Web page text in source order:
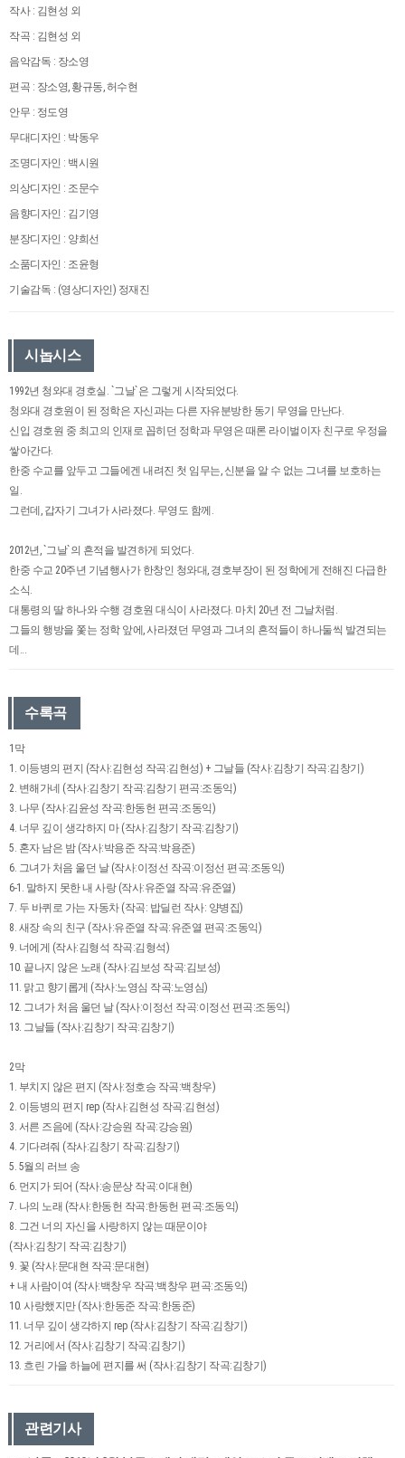
작사 : 김현성 외
작곡 : 김현성 외
음악감독 : 장소영
편곡 : 장소영, 황규동, 허수현
안무 : 정도영
무대디자인 : 박동우
조명디자인 : 백시원
의상디자인 : 조문수
음향디자인 : 김기영
분장디자인 : 양희선
소품디자인 : 조윤형
기술감독 : (영상디자인) 정재진
시놉시스
1992년 청와대 경호실. `그날`은 그렇게 시작되었다.
청와대 경호원이 된 정학은 자신과는 다른 자유분방한 동기 무영을 만난다.
신입 경호원 중 최고의 인재로 꼽히던 정학과 무영은 때론 라이벌이자 친구로 우정을
쌓아간다.
한중 수교를 앞두고 그들에겐 내려진 첫 임무는, 신분을 알 수 없는 그녀를 보호하는
일.
그런데, 갑자기 그녀가 사라졌다. 무영도 함께.
2012년, `그날`의 흔적을 발견하게 되었다.
한중 수교 20주년 기념행사가 한창인 청와대, 경호부장이 된 정학에게 전해진 다급한
소식.
대통령의 딸 하나와 수행 경호원 대식이 사라졌다. 마치 20년 전 그날처럼.
그들의 행방을 쫓는 정학 앞에, 사라졌던 무영과 그녀의 흔적들이 하나둘씩 발견되는
데...
수록곡
1막
1. 이등병의 편지 (작사:김현성 작곡:김현성) + 그날들 (작사:김창기 작곡:김창기)
2. 변해가네 (작사:김창기 작곡:김창기 편곡:조동익)
3. 나무 (작사:김윤성 작곡:한동헌 편곡:조동익)
4. 너무 깊이 생각하지 마 (작사:김창기 작곡:김창기)
5. 혼자 남은 밤 (작사:박용준 작곡:박용준)
6. 그녀가 처음 울던 날 (작사:이정선 작곡:이정선 편곡:조동익)
6-1. 말하지 못한 내 사랑 (작사:유준열 작곡:유준열)
7. 두 바퀴로 가는 자동차 (작곡: 밥딜런 작사: 양병집)
8. 새장 속의 친구 (작사:유준열 작곡:유준열 편곡:조동익)
9. 너에게 (작사:김형석 작곡:김형석)
10. 끝나지 않은 노래 (작사:김보성 작곡:김보성)
11. 맑고 향기롭게 (작사:노영심 작곡:노영심)
12. 그녀가 처음 울던 날 (작사:이정선 작곡:이정선 편곡:조동익)
13. 그날들 (작사:김창기 작곡:김창기)
2막
1. 부치지 않은 편지 (작사:정호승 작곡:백창우)
2. 이등병의 편지 rep (작사:김현성 작곡:김현성)
3. 서른 즈음에 (작사:강승원 작곡:강승원)
4. 기다려줘 (작사:김창기 작곡:김창기)
5. 5월의 러브 송
6. 먼지가 되어 (작사:송문상 작곡:이대현)
7. 나의 노래 (작사:한동헌 작곡:한동헌 편곡:조동익)
8. 그건 너의 자신을 사랑하지 않는 때문이야
(작사:김창기 작곡:김창기)
9. 꽃 (작사:문대현 작곡:문대현)
+ 내 사람이여 (작사:백창우 작곡:백창우 편곡:조동익)
10. 사랑했지만 (작사:한동준 작곡:한동준)
11. 너무 깊이 생각하지 rep (작사:김창기 작곡:김창기)
12. 거리에서 (작사:김창기 작곡:김창기)
13. 흐린 가을 하늘에 편지를 써 (작사:김창기 작곡:김창기)
관련기사